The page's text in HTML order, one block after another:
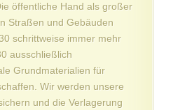
öffentliche Hand als großer
Straßen und Gebäuden
schrittweise immer mehr
ausschließlich
Grundmaterialien für
Wir werden unsere
und die Verlagerung